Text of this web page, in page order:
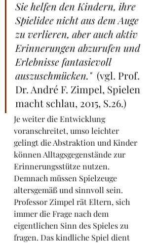
Sie helfen den Kindern, ihre
Spielidee nicht aus dem Auge
zu verlieren, aber auch aktiv
Erinnerungen abzurufen und
Erlebnisse fantasievoll
auszuschmücken."
  (vgl. Prof.
Dr. André F. Zimpel, Spielen
macht schlau, 2015, S.26.)
Je weiter die Entwicklung
voranschreitet, umso leichter
gelingt die Abstraktion und Kinder
können Alltagsgegenstände zur
Erinnerungsstütze nutzen.
Demnach müssen Spielzeuge
altersgemäß und sinnvoll sein.
Professor Zimpel rät Eltern, sich
immer die Frage nach dem
eigentlichen Sinn des Spieles zu
fragen. Das kindliche Spiel dient